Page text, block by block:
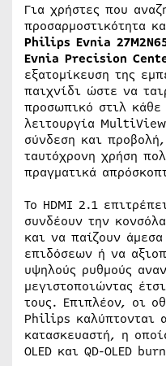
Για χρήστες που
προσαρμοστικότητα
Philips Evnia
Evnia Precision
εξατομίκευση της
παιχνίδι ώστε να
προσωπικό στιλ
λειτουργία
σύνδεση και
ταυτόχρονη χρήση
πραγματικά
Το HDMI 2.1
συνδέουν την
και να παίζουν
επιδόσεων ή να
υψηλούς ρυθμούς
μεγιστοποιώντας
τους. Επιπλέον, οι
Philips καλύπτονται
κατασκευαστή, η
OLED και QD-OLED